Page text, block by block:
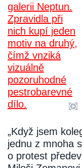
„Když jsem
jednu z mnoha
o protest